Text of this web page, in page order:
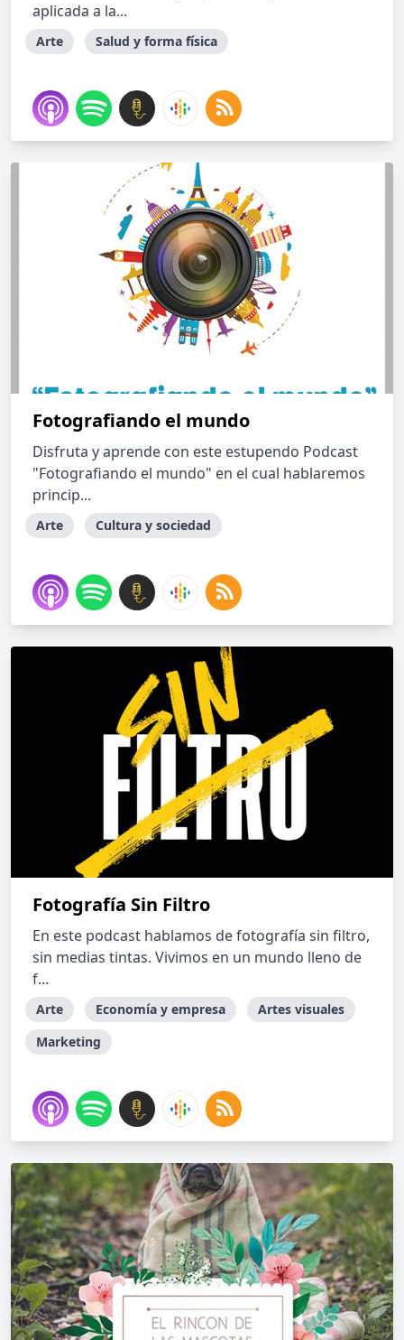
aplicada a la...
Arte Salud y forma física
Fotografiando el mundo
Disfruta y aprende con este estupendo Podcast
"Fotografiando el mundo" en el cual hablaremos
princip...
Arte Cultura y sociedad
Fotografía Sin Filtro
En este podcast hablamos de fotografía sin filtro,
sin medias tintas. Vivimos en un mundo lleno de
f...
Arte Economía y empresa
Artes visuales
Marketing